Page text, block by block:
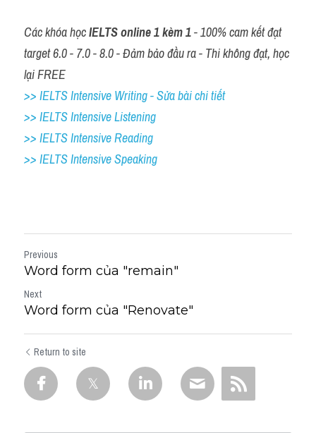
Reading
Vocabulary
Các khóa học IELTS online 1 kèm 1 - 100% cam kết đạt
target 6.0 - 7.0 - 8.0 - Đảm bảo đầu ra - Thi không đạt, học
lại FREE
>> IELTS Intensive Writing - Sửa bài chi tiết
>> IELTS Intensive Listening
>> IELTS Intensive Reading
>> IELTS Intensive Speaking
Previous
Word form của "remain"
Next
Word form của "Renovate"
Return to site